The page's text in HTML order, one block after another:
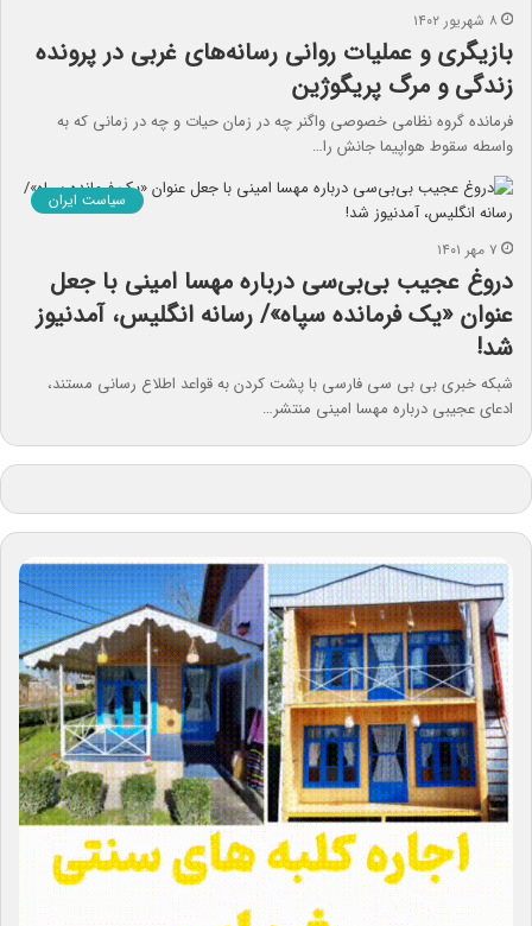
۸ شهریور ۱۴۰۲
بازیگری و عملیات روانی رسانه‌های غربی در پرونده
زندگی و مرگ پریگوژین
فرمانده گروه نظامی خصوصی واگنر چه در زمان حیات و چه در زمانی که به
واسطه سقوط هواپیما جانش را…
سیاست ایران
۷ مهر ۱۴۰۱
دروغ عجیب بی‌بی‌سی درباره مهسا امینی با جعل
عنوان «یک فرمانده سپاه»/ رسانه انگلیس، آمدنیوز
شد!
شبکه خبری بی بی سی فارسی با پشت کردن به قواعد اطلاع رسانی مستند،
ادعای عجیبی درباره مهسا امینی منتشر…